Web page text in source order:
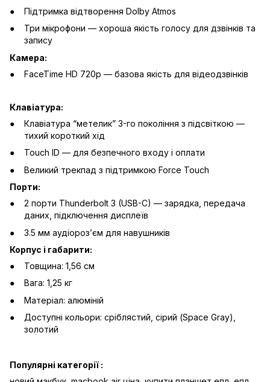
Підтримка відтворення Dolby Atmos
Три мікрофони — хороша якість голосу для дзвінків та
запису
Камера:
FaceTime HD 720p — базова якість для відеодзвінків
Клавіатура:
Клавіатура “метелик” 3-го покоління з підсвіткою —
тихий короткий хід
Touch ID — для безпечного входу і оплати
Великий трекпад з підтримкою Force Touch
Порти:
2 порти Thunderbolt 3 (USB-C) — зарядка, передача
даних, підключення дисплеїв
3.5 мм аудіорозʼєм для навушників
Корпус і габарити:
Товщина: 1,56 см
Вага: 1,25 кг
Матеріал: алюміній
Доступні кольори: сріблястий, сірий (Space Gray),
золотий
Популярні категорії :